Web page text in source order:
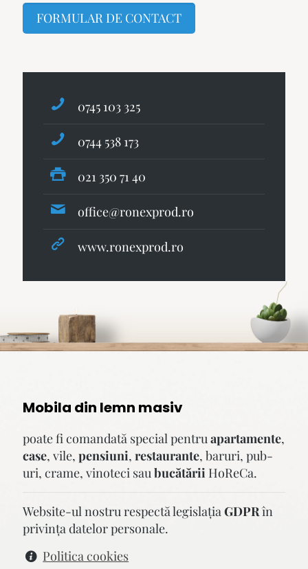
FORMULAR DE CONTACT
0745 103 325
0744 538 173
021 350 71 40
office@ronexprod.ro
www.ronexprod.ro
Mobila din lemn masiv
poate fi comandată special pentruapartamente,
case, vile, pensiuni, restaurante, baruri, pub-
uri, crame, vinoteci saubucătării HoReCa.
Website-ul nostru respectă legislaţiaGDPRîn
privinţa datelor personale.
Politica cookies